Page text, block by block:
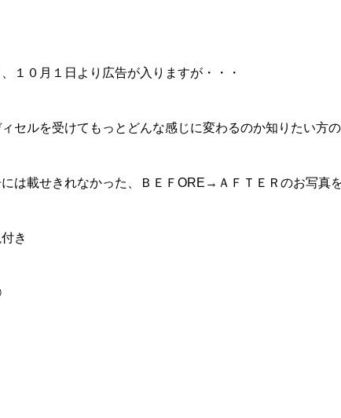
、１０月１日より広告が入りますが・・・
ィセルを受けてもっとどんな感じに変わるのか知りたい方
には載せきれなかった、ＢＥＦORE→ＡＦＴＥＲのお写真
き